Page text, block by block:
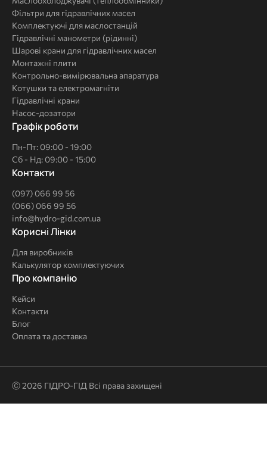
Фільтри для гідравлічних масел
Комплектуючі для маслостанцій
Гідравлічні манометри (рідинні)
Шарові крани для гідравлічних масел
Монтажні плити
Контрольно-вимірювальна апаратура
Котушки та електромагніти
Гідравлічні крани
Насос-дозатори
Графік роботи
Пн-Пт: 09:00 - 19:00
Сб - Нд: 09:00 - 15:00
Контакти
(097) 066 99 56
(066) 066 99 56
info@hydro-gid.com.ua
Корисні
Корисні Лінки
Для виробників
Калькулятор комплектуючих
Про
компанію
Про компанію
Кейси
Контакти
Блог
Оплата та доставка
Ⓒ 2026 ГІДРО-ГІД Всі права захищені